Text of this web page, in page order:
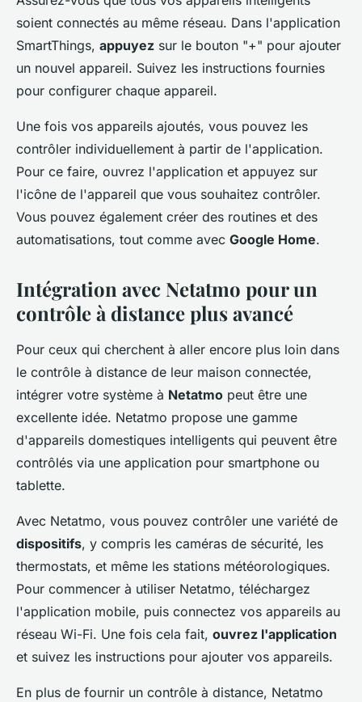
soient connectés au même réseau. Dans l'application
SmartThings, appuyez sur le bouton "+" pour ajouter
un nouvel appareil. Suivez les instructions fournies
pour configurer chaque appareil.
Une fois vos appareils ajoutés, vous pouvez les
contrôler individuellement à partir de l'application.
Pour ce faire, ouvrez l'application et appuyez sur
l'icône de l'appareil que vous souhaitez contrôler.
Vous pouvez également créer des routines et des
automatisations, tout comme avec Google Home.
Intégration avec Netatmo pour un
contrôle à distance plus avancé
Pour ceux qui cherchent à aller encore plus loin dans
le contrôle à distance de leur maison connectée,
intégrer votre système à Netatmo peut être une
excellente idée. Netatmo propose une gamme
d'appareils domestiques intelligents qui peuvent être
contrôlés via une application pour smartphone ou
tablette.
Avec Netatmo, vous pouvez contrôler une variété de
dispositifs, y compris les caméras de sécurité, les
thermostats, et même les stations météorologiques.
Pour commencer à utiliser Netatmo, téléchargez
l'application mobile, puis connectez vos appareils au
réseau Wi-Fi. Une fois cela fait, ouvrez l'application
et suivez les instructions pour ajouter vos appareils.
En plus de fournir un contrôle à distance, Netatmo